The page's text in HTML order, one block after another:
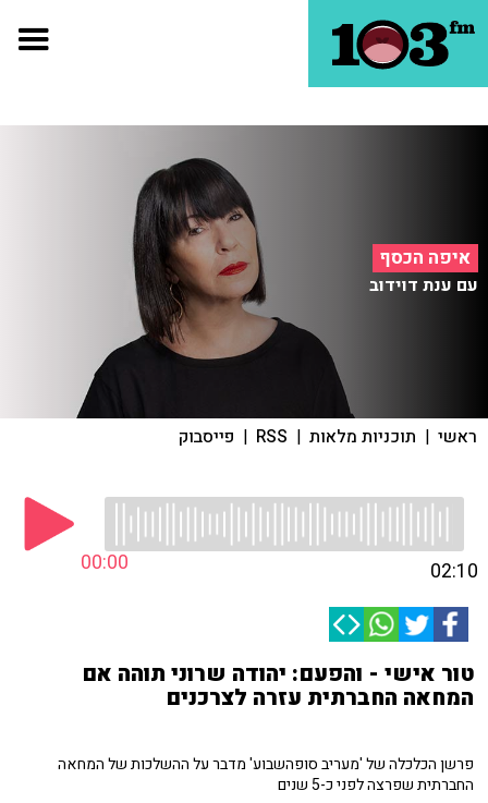
איפה הכסף
עם ענת דוידוב
ראשי | תוכניות מלאות |
RSS
| פייסבוק
00:00 02:10
טור אישי - והפעם: יהודה שרוני תוהה אם
המחאה החברתית עזרה לצרכנים
פרשן הכלכלה של 'מעריב סופהשבוע' מדבר על ההשלכות של המחאה
החברתית שפרצה לפני כ-5 שנים